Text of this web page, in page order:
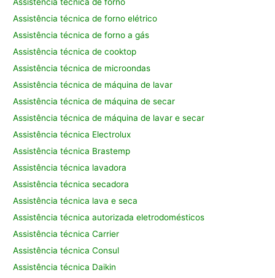
Assistência técnica de forno
Assistência técnica de forno elétrico
Assistência técnica de forno a gás
Assistência técnica de cooktop
Assistência técnica de microondas
Assistência técnica de máquina de lavar
Assistência técnica de máquina de secar
Assistência técnica de máquina de lavar e secar
Assistência técnica Electrolux
Assistência técnica Brastemp
Assistência técnica lavadora
Assistência técnica secadora
Assistência técnica lava e seca
Assistência técnica autorizada eletrodomésticos
Assistência técnica Carrier
Assistência técnica Consul
Assistência técnica Daikin